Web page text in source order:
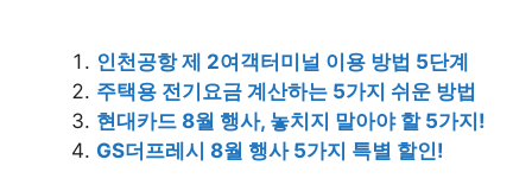
인천공항 제 2여객터미널 이용 방법 5단계
주택용 전기요금 계산하는 5가지 쉬운 방법
현대카드 8월 행사, 놓치지 말아야 할 5가지!
GS더프레시 8월 행사 5가지 특별 할인!